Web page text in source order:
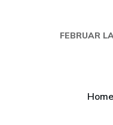
FEBRUAR
Home